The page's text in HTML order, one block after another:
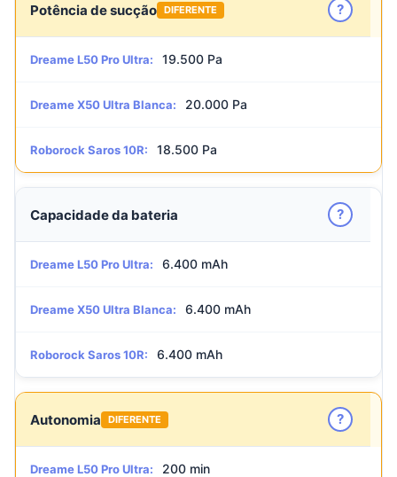
Potência de sucção DIFERENTE ?
Dreame L50 Pro Ultra: 19.500 Pa
Dreame X50 Ultra Blanca: 20.000 Pa
Roborock Saros 10R: 18.500 Pa
Capacidade da bateria ?
Dreame L50 Pro Ultra: 6.400 mAh
Dreame X50 Ultra Blanca: 6.400 mAh
Roborock Saros 10R: 6.400 mAh
Autonomia DIFERENTE ?
Dreame L50 Pro Ultra: 200 min